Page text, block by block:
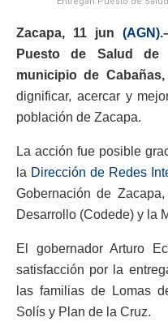
Zacapa, 11 jun (AGN).
Puesto de Salud de
municipio de Cabañas,
dignificar, acercar y
población de Zacapa.
La acción fue posible
la Dirección de Redes
Gobernación de
Desarrollo (Codede) y la
El gobernador Arturo
satisfacción por la
las familias de Lomas
Solís y Plan de la Cruz.